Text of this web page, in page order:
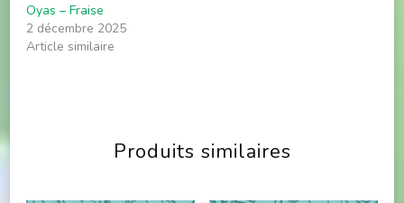
Oyas – Fraise
2 décembre 2025
Article similaire
Produits similaires